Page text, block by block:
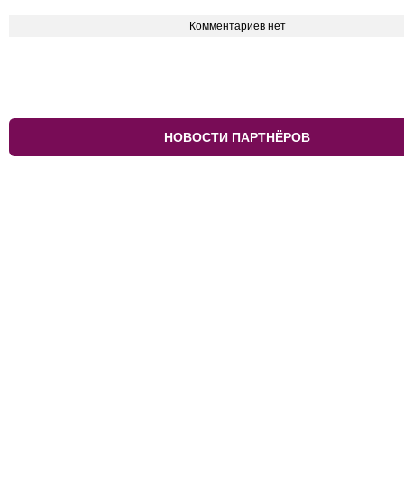
Комментариев нет
НОВОСТИ ПАРТНЁРОВ